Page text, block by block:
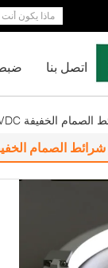
اتصل بنا